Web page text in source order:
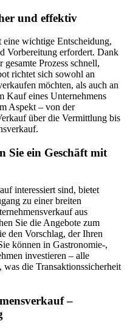
und effektiv
eine wichtige Entscheidung,
Vorbereitung erfordert. Dank
Prozess schnell,
richtet sich sowohl an
möchten, als auch an
Kauf eines Unternehmens
Aspekt – von der
über die Vermittlung bis
Sie ein Geschäft mit
interessiert sind, bietet
zu einer breiten
aus
Sie die Angebote zum
den Vorschlag, der Ihren
können in Gastronomie-,
investieren – alle
die Transaktionssicherheit
–